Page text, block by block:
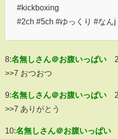
#kickboxing
#2ch #5ch #ゆっくり #なん
8:名無しさん＠お腹いっぱい
>>7 おつおつ
9:名無しさん＠お腹いっぱい
>>7 ありがとう
10:名無しさん＠お腹いっぱい